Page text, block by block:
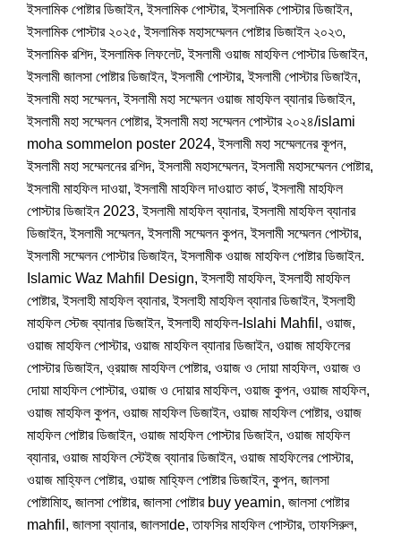
ইসলামিক পোষ্টার ডিজাইন, ইসলামিক পোস্টার, ইসলামিক পোস্টার ডিজাইন,
ইসলামিক পোস্টার ২০২৫, ইসলামিক মহাসম্মেলন পোষ্টার ডিজাইন ২০২৩,
ইসলামিক রশিদ, ইসলামিক লিফলেট, ইসলামী ওয়াজ মাহফিল পোস্টার ডিজাইন,
ইসলামী জালসা পোষ্টার ডিজাইন, ইসলামী পোস্টার, ইসলামী পোস্টার ডিজাইন,
ইসলামী মহা সম্মেলন, ইসলামী মহা সম্মেলন ওয়াজ মাহফিল ব্যানার ডিজাইন,
ইসলামী মহা সম্মেলন পোষ্টার, ইসলামী মহা সম্মেলন পোস্টার ২০২৪/islami
moha sommelon poster 2024, ইসলামী মহা সম্মেলনের কূপন,
ইসলামী মহা সম্মেলনের রশিদ, ইসলামী মহাসম্মেলন, ইসলামী মহাসম্মেলন পোষ্টার,
ইসলামী মাহফিল দাওয়া, ইসলামী মাহফিল দাওয়াত কার্ড, ইসলামী মাহফিল
পোস্টার ডিজাইন 2023, ইসলামী মাহফিল ব্যানার, ইসলামী মাহফিল ব্যানার
ডিজাইন, ইসলামী সম্মেলন, ইসলামী সম্মেলন কুপন, ইসলামী সম্মেলন পোস্টার,
ইসলামী সম্মেলন পোস্টার ডিজাইন, ইসলামীক ওয়াজ মাহফিল পোষ্টার ডিজাইন.
Islamic Waz Mahfil Design, ইসলাহী মাহফিল, ইসলাহী মাহফিল
পোষ্টার, ইসলাহী মাহফিল ব্যানার, ইসলাহী মাহফিল ব্যানার ডিজাইন, ইসলাহী
মাহফিল স্টেজ ব্যানার ডিজাইন, ইসলাহী মাহফিল-Islahi Mahfil , ওয়াজ,
ওয়াজ মাহফিল পোস্টার, ওয়াজ মাহফিল ব্যানার ডিজাইন, ওয়াজ মাহফিলের
পোস্টার ডিজাইন, ও্রয়াজ মাহফিল পোষ্টার, ওয়াজ ও দোয়া মাহফিল, ওয়াজ ও
দোয়া মাহফিল পোস্টার, ওয়াজ ও দোয়ার মাহফিল, ওয়াজ কুপন, ওয়াজ মাহফিল,
ওয়াজ মাহফিল কুপন, ওয়াজ মাহফিল ডিজাইন, ওয়াজ মাহফিল পোষ্টার, ওয়াজ
মাহফিল পোষ্টার ডিজাইন, ওয়াজ মাহফিল পোস্টার ডিজাইন, ওয়াজ মাহফিল
ব্যানার, ওয়াজ মাহফিল স্টেইজ ব্যানার ডিজাইন, ওয়াজ মাহফিলের পোস্টার,
ওয়াজ মাহ্ফিল পোষ্টার, ওয়াজ মাহ্ফিল পোষ্টার ডিজাইন, কুপন, জালসা
পোষ্টামিাহ, জালসা পোষ্টার, জালসা পোষ্টার buy yeamin, জালসা পোষ্টার
mahfil , জালসা ব্যানার, জালসাde, তাফসির মাহফিল পোস্টার, তাফসিরুল,